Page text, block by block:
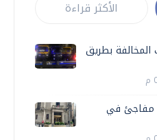
الأكثر قراءة
بطريق
مفاجئ في